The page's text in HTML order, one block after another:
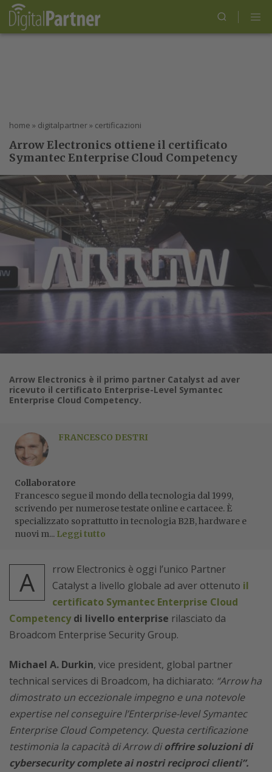
home » digitalpartner» certificazioni
Arrow Electronics ottiene il certificato
Symantec Enterprise Cloud Competency
Arrow Electronics è il primo partner Catalyst ad aver
ricevuto il certificato Enterprise-Level Symantec
Enterprise Cloud Competency.
FRANCESCO DESTRI
Collaboratore
Francesco segue il mondo della tecnologia dal 1999,
scrivendo per numerose testate online e cartacee. È
specializzato soprattutto in tecnologia B2B, hardware e
nuovi m... Leggi tutto
A
rrow Electronics è oggi l’unico Partner
Catalyst a livello globale ad aver ottenuto il
certificato Symantec Enterprise Cloud
Competencydi livello enterprise rilasciato da
Broadcom Enterprise Security Group.
Michael A. Durkin, vice president, global partner
technical services di Broadcom, ha dichiarato: “Arrow ha
dimostrato un eccezionale impegno e una notevole
expertise nel conseguire l’Enterprise-level Symantec
Enterprise Cloud Competency. Questa certificazione
testimonia la capacità di Arrow dioffrire soluzioni di
cybersecurity complete ai nostri reciproci clienti”.